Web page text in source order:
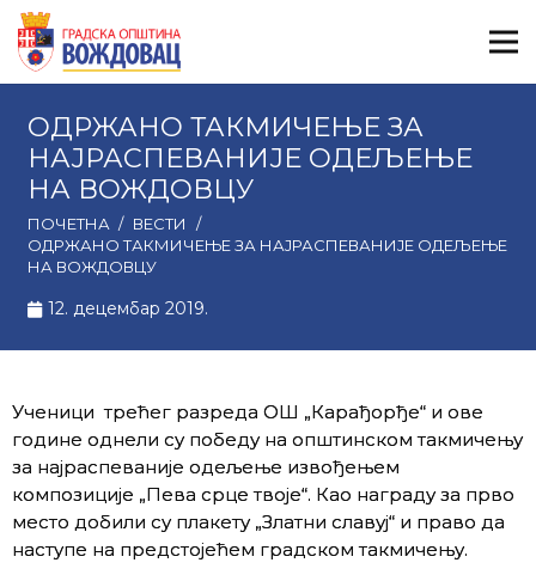
ОДРЖАНО ТАКМИЧЕЊЕ ЗА
НАЈРАСПЕВАНИЈЕ ОДЕЉЕЊЕ
НА ВОЖДОВЦУ
ПОЧЕТНА / ВЕСТИ
/
ОДРЖАНО ТАКМИЧЕЊЕ ЗА НАЈРАСПЕВАНИЈЕ ОДЕЉЕЊЕ
НА ВОЖДОВЦУ
12. децембар 2019.
Ученици трећег разреда ОШ „Карађорђе“ и ове
године однели су победу на општинском такмичењу
за најраспеваније одељење извођењем
композиције „Пева срце твоје“. Као награду за прво
место добили су плакету „Златни славуј“ и право да
наступе на предстојећем градском такмичењу.